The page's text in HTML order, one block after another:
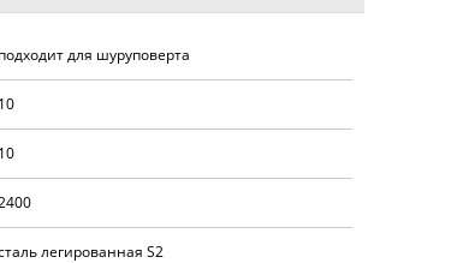
подходит для шуруповерта
10
10
легированная S2